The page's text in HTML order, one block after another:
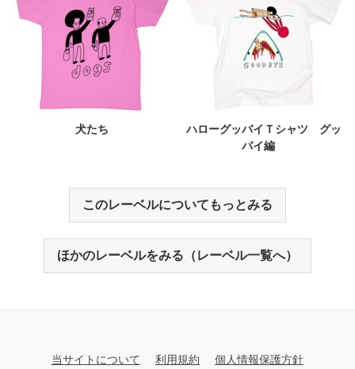
犬たち
ハローグッバイＴシャツ グッ
バイ編
このレーベルについてもっとみる
ほかのレーベルをみる（レーベル一覧へ）
当サイトについて 利用規約 個人情報保護方針